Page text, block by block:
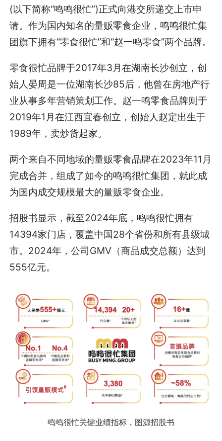
(以下简称“鸣鸣很忙”)正式向港交所递交上市申
请。作为国内知名的量贩零食企业，鸣鸣很忙集
团旗下拥有“零食很忙”和“赵一鸣零食”两个品牌。
零食很忙品牌于2017年3月在湖南长沙创立，创
始人晏周是一位湖南长沙85后，他曾在房地产行
业从事多年营销策划工作。赵一鸣零食品牌则于
2019年1月在江西宜春创立，创始人赵定出生于
1989年，卖炒货起家。
两个来自不同地域的量贩零食品牌在2023年11月
完成合并，组成了如今的鸣鸣很忙集团，就此成
为国内成交规模最大的量贩零食企业。
招股书显示，截至2024年底，鸣鸣很忙拥有
14394家门店，覆盖中国28个省份和所有县级城
市。2024年，公司GMV（商品成交总额）达到
555亿元。
鸣鸣很忙关键业绩指标，图源招股书